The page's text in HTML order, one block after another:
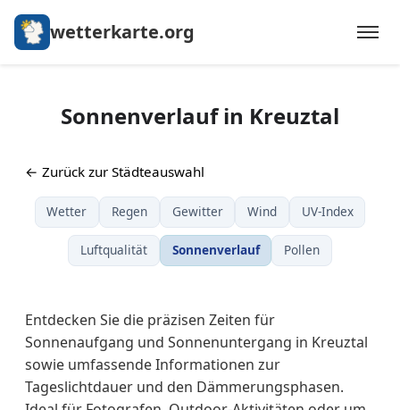
wetterkarte.org
Sonnenverlauf in Kreuztal
← Zurück zur Städteauswahl
Wetter Regen Gewitter Wind UV-Index
Luftqualität Sonnenverlauf Pollen
Entdecken Sie die präzisen Zeiten für
Sonnenaufgang und Sonnenuntergang in Kreuztal
sowie umfassende Informationen zur
Tageslichtdauer und den Dämmerungsphasen.